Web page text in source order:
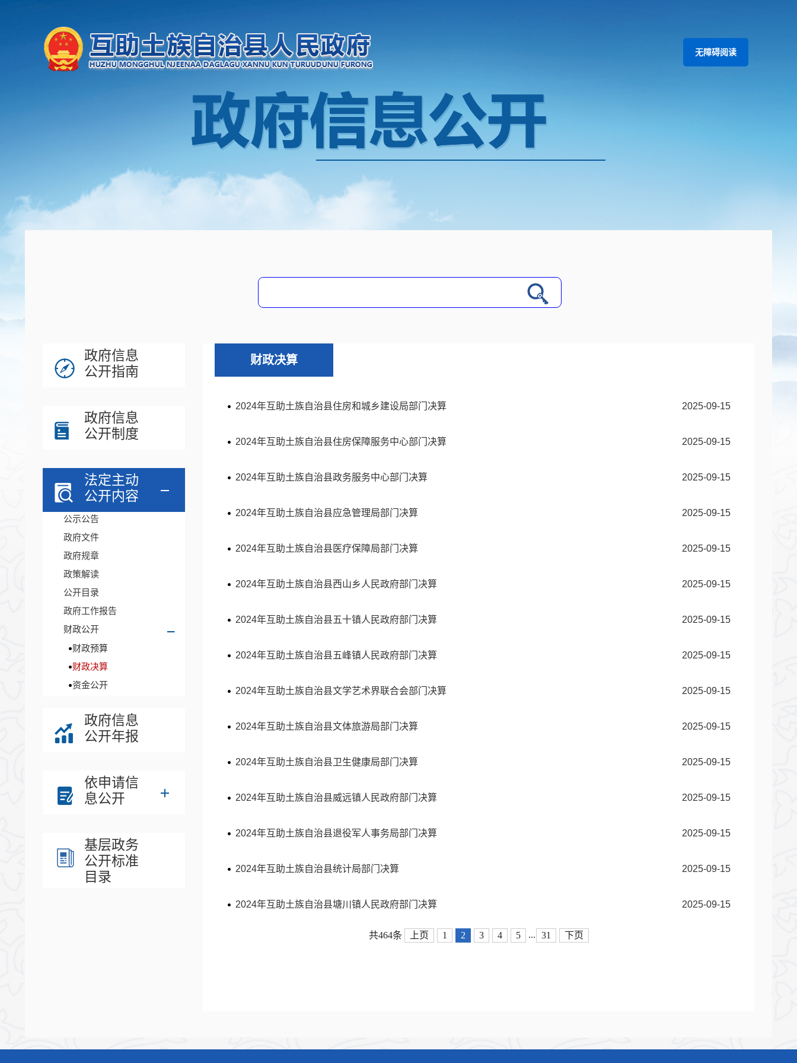
无障碍阅读
政府信息
公开指南
政府信息
公开制度
法定主动
公开内容
公示公告
政府文件
政府规章
政策解读
公开目录
政府工作报告
财政公开
财政预算
财政决算
资金公开
政府信息
公开年报
依申请信
息公开
基层政务
公开标准
目录
财政决算
2025-09-15
2024年互助土族自治县住房和城乡建设局部门决算
2025-09-15
2024年互助土族自治县住房保障服务中心部门决算
2025-09-15
2024年互助土族自治县政务服务中心部门决算
2025-09-15
2024年互助土族自治县应急管理局部门决算
2025-09-15
2024年互助土族自治县医疗保障局部门决算
2025-09-15
2024年互助土族自治县西山乡人民政府部门决算
2025-09-15
2024年互助土族自治县五十镇人民政府部门决算
2025-09-15
2024年互助土族自治县五峰镇人民政府部门决算
2025-09-15
2024年互助土族自治县文学艺术界联合会部门决算
2025-09-15
2024年互助土族自治县文体旅游局部门决算
2025-09-15
2024年互助土族自治县卫生健康局部门决算
2025-09-15
2024年互助土族自治县威远镇人民政府部门决算
2025-09-15
2024年互助土族自治县退役军人事务局部门决算
2025-09-15
2024年互助土族自治县统计局部门决算
2025-09-15
2024年互助土族自治县塘川镇人民政府部门决算
共464条 上页 1 2 3 4 5 ... 31 下页